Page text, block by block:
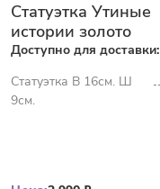
Статуэтка Утиные
истории золото
Доступно для доставки:
Статуэтка В 16см. Ш
9см.